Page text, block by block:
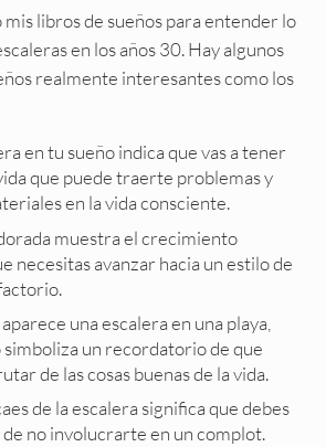
libros de sueños para entender lo
en los años 30. Hay algunos
realmente interesantes como los
en tu sueño indica que vas a tener
que puede traerte problemas y
en la vida consciente.
muestra el crecimiento
necesitas avanzar hacia un estilo de
una escalera en una playa,
un recordatorio de que
de las cosas buenas de la vida.
de la escalera significa que debes
no involucrarte en un complot.